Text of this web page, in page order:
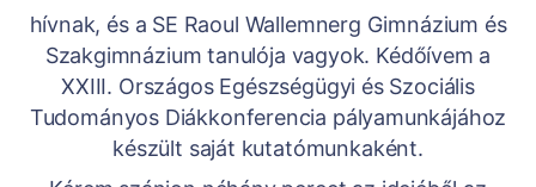
hívnak, és a SE Raoul Wallemnerg Gimnázium és
Szakgimnázium tanulója vagyok. Kédőívem a
XXIII. Országos Egészségügyi és Szociális
Tudományos Diákkonferencia pályamunkájához
készült saját kutatómunkaként.